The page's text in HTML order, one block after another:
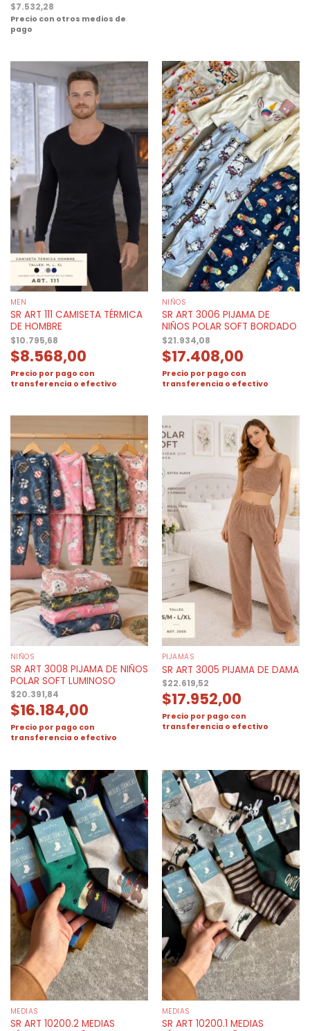
$7.532,28
Precio con otros medios de
pago
MEN
SR ART 111 CAMISETA TÉRMICA
DE HOMBRE
$10.795,68
$8.568,00
Precio por pago con
transferencia o efectivo
NIÑOS
SR ART 3006 PIJAMA DE
NIÑOS POLAR SOFT BORDADO
$21.934,08
$17.408,00
Precio por pago con
transferencia o efectivo
NIÑOS
SR ART 3008 PIJAMA DE NIÑOS
POLAR SOFT LUMINOSO
$20.391,84
$16.184,00
Precio por pago con
transferencia o efectivo
PIJAMAS
SR ART 3005 PIJAMA DE DAMA
$22.619,52
$17.952,00
Precio por pago con
transferencia o efectivo
MEDIAS
SR ART 10200.2 MEDIAS
MEDIAS
SR ART 10200.1 MEDIAS